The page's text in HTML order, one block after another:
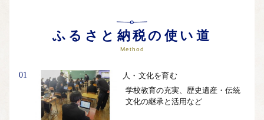
ふるさと納税の使い道
Method
01
人・文化を育む
学校教育の充実、歴史遺産・伝統
文化の継承と活用など